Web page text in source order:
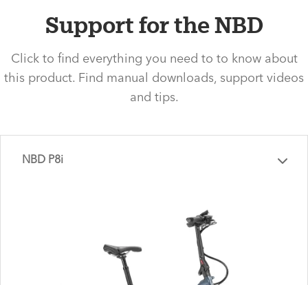
Support for the NBD
Click to find everything you need to to know about
this product. Find manual downloads, support videos
and tips.
NBD P8i